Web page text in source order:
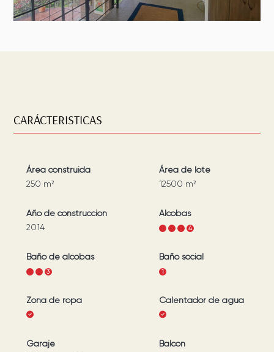
CARÁCTERISTICAS
Área construida
250 m²
Área de lote
12500 m²
Año de construcción
2014
Alcobas
4
Baño de alcobas
3
Baño social
1
Zona de ropa Calentador de agua
Garaje
Balcón